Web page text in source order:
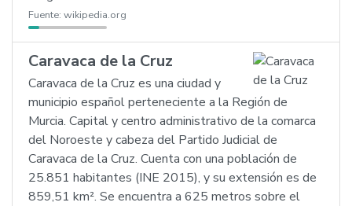
Fuente: wikipedia.org
Caravaca de la Cruz
Caravaca de la Cruz es una ciudad y
municipio español perteneciente a la Región de
Murcia. Capital y centro administrativo de la comarca
del Noroeste y cabeza del Partido Judicial de
Caravaca de la Cruz. Cuenta con una población de
25.851 habitantes (INE 2015), y su extensión es de
859,51 km². Se encuentra a 625 metros sobre el